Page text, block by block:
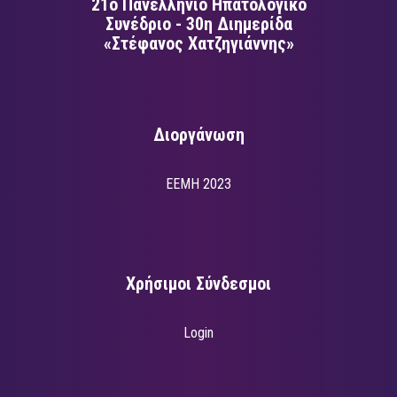
21ο Πανελλήνιο Ηπατολογικό
Συνέδριο - 30η Διημερίδα
«Στέφανος Χατζηγιάννης»
Διοργάνωση
EEMH 2023
Χρήσιμοι Σύνδεσμοι
Login